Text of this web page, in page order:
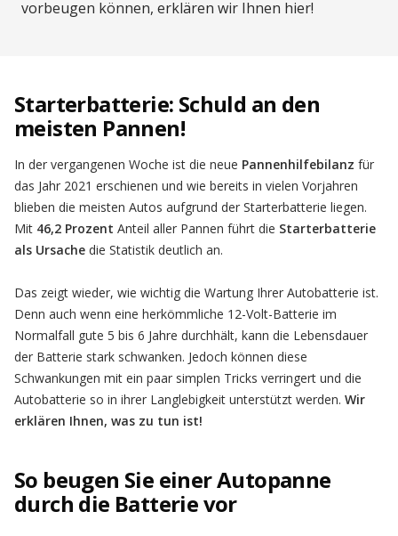
vorbeugen können, erklären wir Ihnen hier!
Starterbatterie: Schuld an den
meisten Pannen!
In der vergangenen Woche ist die neue Pannenhilfebilanz für
das Jahr 2021 erschienen und wie bereits in vielen Vorjahren
blieben die meisten Autos aufgrund der Starterbatterie liegen.
Mit 46,2 Prozent Anteil aller Pannen führt die Starterbatterie
als Ursache die Statistik deutlich an.
Das zeigt wieder, wie wichtig die Wartung Ihrer Autobatterie ist.
Denn auch wenn eine herkömmliche 12-Volt-Batterie im
Normalfall gute 5 bis 6 Jahre durchhält, kann die Lebensdauer
der Batterie stark schwanken. Jedoch können diese
Schwankungen mit ein paar simplen Tricks verringert und die
Autobatterie so in ihrer Langlebigkeit unterstützt werden. Wir
erklären Ihnen, was zu tun ist!
So beugen Sie einer Autopanne
durch die Batterie vor